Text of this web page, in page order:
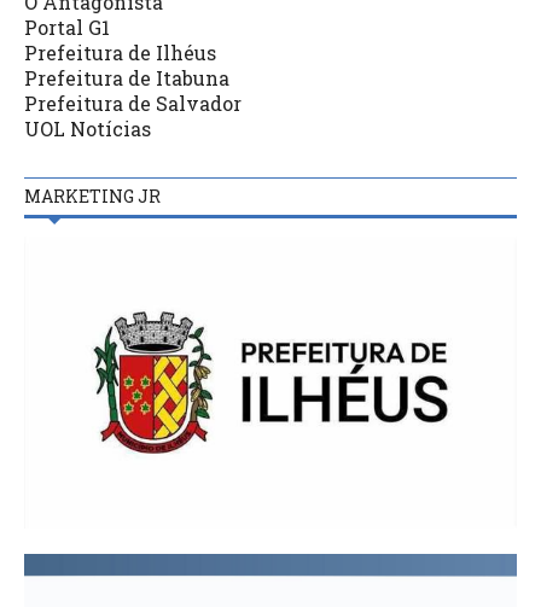
Portal G1
Prefeitura de Ilhéus
Prefeitura de Itabuna
Prefeitura de Salvador
UOL Notícias
MARKETING JR